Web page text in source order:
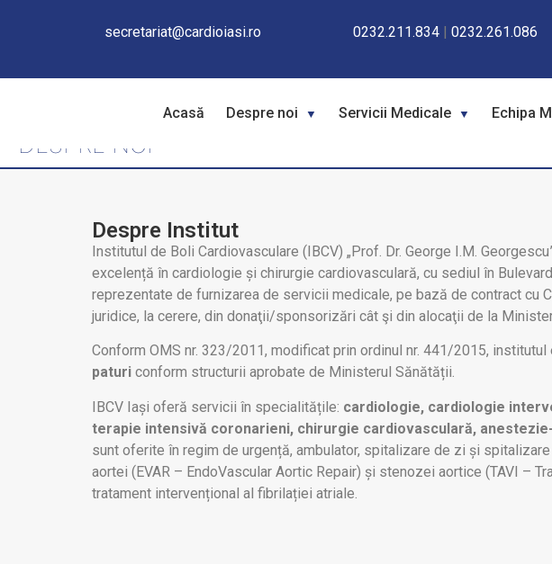
secretariat@cardioiasi.ro 0232.211.834 | 0232.261.086
Acasă Despre noi Servicii Medicale Echipa
DESPRE NOI
Despre Institut
Institutul de Boli Cardiovasculare (IBCV) „Prof. Dr. George I.M.
excelență în cardiologie și chirurgie cardiovasculară, cu sediul în
reprezentate de furnizarea de servicii medicale, pe bază de contract
juridice, la cerere, din donaţii/sponsorizări cât şi din alocaţii de la
Conform OMS nr. 323/2011, modificat prin ordinul nr. 441/2015,
paturi conform structurii aprobate de Ministerul Sănătății.
IBCV Iași oferă servicii în specialitățile: cardiologie, cardiologie
terapie intensivă coronarieni, chirurgie cardiovasculară,
sunt oferite în regim de urgență, ambulator, spitalizare de zi și
aortei (EVAR – EndoVascular Aortic Repair) și stenozei aortice (TAVI –
tratament intervențional al fibrilației atriale.